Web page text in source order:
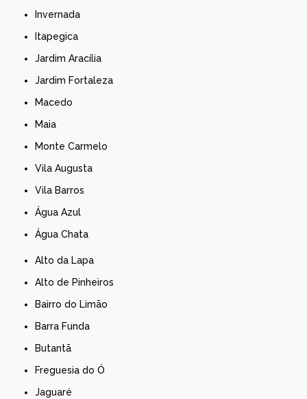
Invernada
Itapegica
Jardim Aracília
Jardim Fortaleza
Macedo
Maia
Monte Carmelo
Vila Augusta
Vila Barros
Água Azul
Água Chata
Alto da Lapa
Alto de Pinheiros
Bairro do Limão
Barra Funda
Butantã
Freguesia do Ó
Jaguaré